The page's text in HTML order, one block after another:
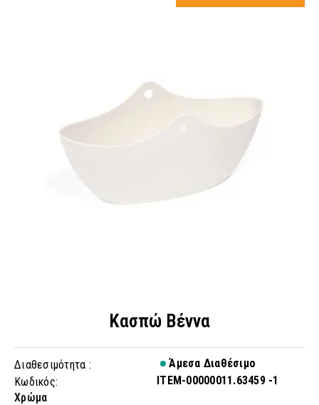
Κασπώ Βέννα
Διαθεσιμότητα :
Άμεσα Διαθέσιμο
Κωδικός:
ITEM-00000011.63459 -1
Χρώμα